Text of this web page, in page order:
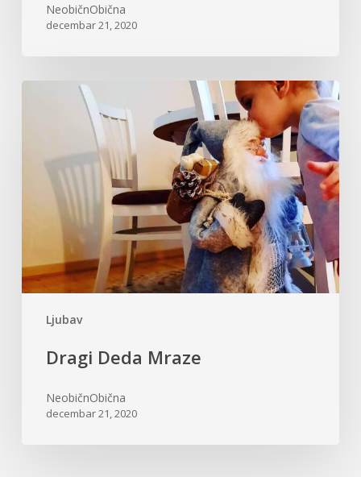
NeobičnObična
decembar 21, 2020
Ljubav
Dragi Deda Mraze
NeobičnObična
decembar 21, 2020